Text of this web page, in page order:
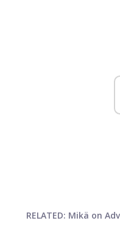
RELATED: Mikä on